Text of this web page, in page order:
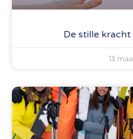
De stille
13